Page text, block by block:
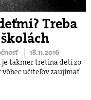
Treba
18.11.2016
je takmer tretina detí zo
učiteľov zaujímať